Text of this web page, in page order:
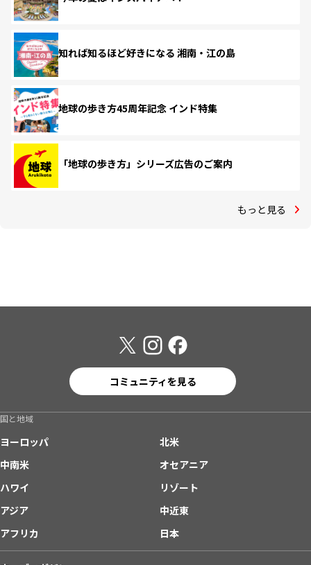
知れば知るほど好きになる 湘南・江の島
地球の歩き方45周年記念 インド特集
「地球の歩き方」シリーズ広告のご案内
もっと見る
コミュニティを見る
国と地域
ヨーロッパ
北米
中南米
オセアニア
ハワイ
リゾート
アジア
中近東
アフリカ
日本